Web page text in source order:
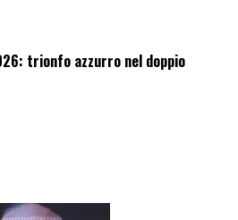
trionfo azzurro nel doppio